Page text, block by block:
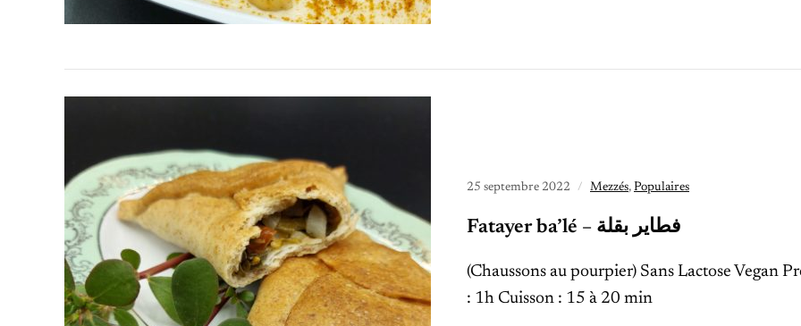
25 septembre 2022 Mezzés, Populaires
Fatayer ba’lé – فطاير بقلة
(Chaussons au pourpier) Sans Lactose Vegan
: 1h Cuisson : 15 à 20 min